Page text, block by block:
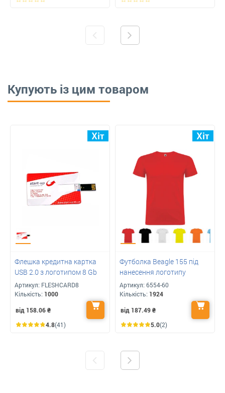
Купують із цим товаром
Флешка кредитна картка
USB 2.0 з логотипом 8 Gb
Артикул: FLESHCARD8
Кількість: 1000
від 158.06₴
4.8(41)
Футболка Beagle 155 під
нанесення логотипу
Артикул: 6554-60
Кількість: 1924
від 187.49₴
5.0(2)